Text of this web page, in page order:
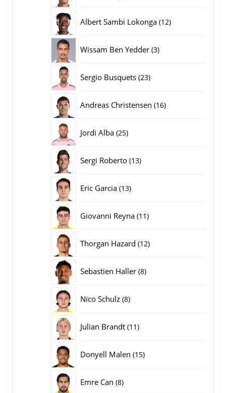
Albert Sambi Lokonga 1212
Wissam Ben Yedder 33
Sergio Busquets 2323
Andreas Christensen 1616
Jordi Alba 2525
Sergi Roberto 1313
Eric Garcia 1313
Giovanni Reyna 1111
Thorgan Hazard 1212
Sebastien Haller 88
Nico Schulz 88
Julian Brandt 1111
Donyell Malen 1515
Emre Can 88